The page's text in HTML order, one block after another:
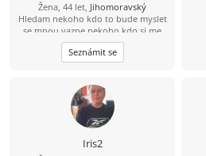
Žena, 44 let, Jihomoravský
Hledam nekoho kdo to bude myslet
se mnou vazne,nekoho kdo si me
bude vazit,vernou,hodnou,milou a
uprimnou holku, ktera to ma v hlave
srovnany a ví co od zivota
brat pokud tu nekde jsi tak se mi
ozvy... :-)
Seznámit se
Iris2